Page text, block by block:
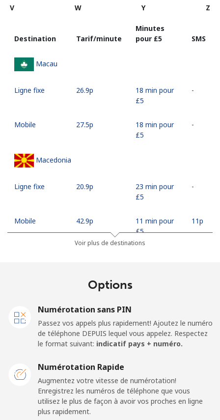
V
W Y Z
Destination Tarif/minute
Minutes
pour ⁦£5⁩
SMS
Macau
Ligne fixe ⁦26.9p⁩
18 min pour
⁦£5⁩
-
Mobile ⁦27.5p⁩
18 min pour
⁦£5⁩
-
Macedonia
Ligne fixe ⁦20.9p⁩
23 min pour
⁦£5⁩
-
Mobile ⁦42.9p⁩
11 min pour
⁦£5⁩
⁦11p⁩
⁦63.5p⁩
Mobile
⁦£5⁩
Ligne fixe ⁦47.9p⁩
10 min pour
⁦£5⁩
⁦47.9p⁩
Voir plus de destinations
Options
Numérotation sans PIN
Passez vos appels plus rapidement! Ajoutez le numéro
de téléphone DEPUIS lequel vous appelez. Respectez
le format suivant: indicatif pays + numéro.
Numérotation Rapide
Augmentez votre vitesse de numérotation!
Enregistrez les numéros de téléphone que vous
utilisez le plus de façon à avoir vos proches en ligne
plus rapidement.